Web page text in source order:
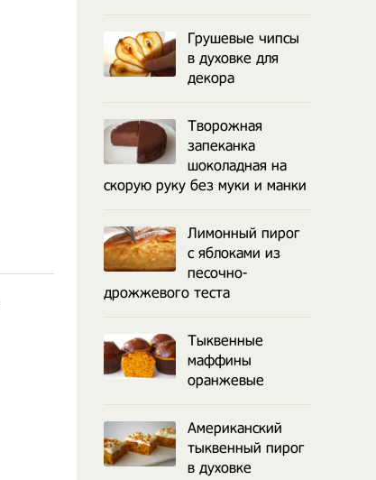
Грушевые чипсы
в духовке для
декора
Творожная
запеканка
шоколадная на
скорую руку без муки и манки
Лимонный пирог
с яблоками из
песочно-
дрожжевого теста
Тыквенные
маффины
оранжевые
Американский
тыквенный пирог
в духовке